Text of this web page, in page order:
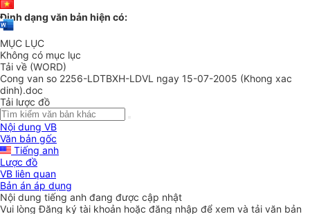
Định dạng văn bản hiện có:
MỤC LỤC
Không có mục lục
Tải về (WORD)
Cong van so 2256-LDTBXH-LDVL ngay 15-07-2005 (Khong xac
dinh).doc
Tải lược đồ
Nội dung VB
Văn bản gốc
Tiếng anh
Lược đồ
VB liên quan
Bản án áp dụng
Nội dung tiếng anh đang được cập nhật
Vui lòngĐăng ký tài khoản hoặc đăng nhập để xem và tải văn bản